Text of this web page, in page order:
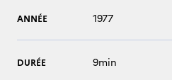
ANNÉE 1977
DURÉE 9min